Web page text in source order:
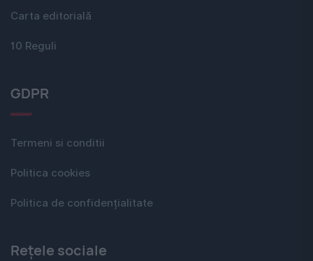
Carta editorială
10 Reguli
GDPR
Termeni si conditii
Politica cookies
Politica de confidențialitate
Rețele sociale